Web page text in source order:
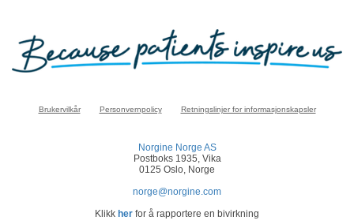
Brukervilkår Personvernpolicy Retningslinjer for informasjonskapsler
Norgine Norge AS
Postboks 1935, Vika
0125 Oslo, Norge
norge@norgine.com
Klikk her for å rapportere en bivirkning